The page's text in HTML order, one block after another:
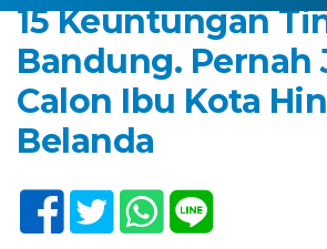
15 Keuntungan
Bandung. Pernah
Calon Ibu Kota
Belanda